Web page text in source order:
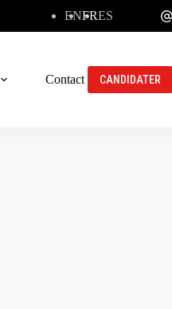
ENFRES
Contact CANDIDATER